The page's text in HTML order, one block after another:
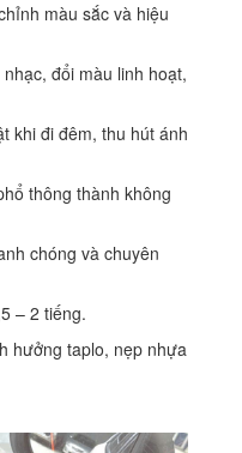
màu sắc và hiệu
đổi màu linh hoạt,
khi đi đêm, thu hút ánh
thông thành không
chóng và chuyên
– 2 tiếng.
hưởng taplo, nẹp nhựa